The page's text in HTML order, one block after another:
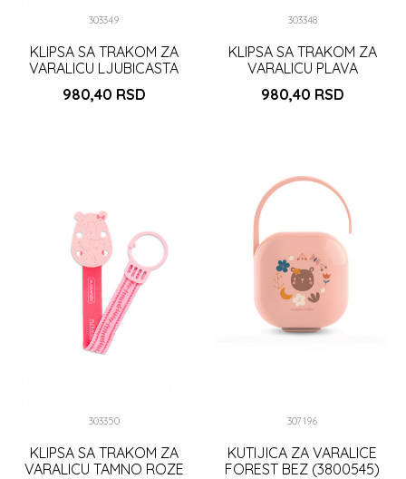
303349
KLIPSA SA TRAKOM ZA
VARALICU LJUBICASTA
(3303308)
980,40 RSD
303348
KLIPSA SA TRAKOM ZA
VARALICU PLAVA
(3303308)
980,40 RSD
303350
KLIPSA SA TRAKOM ZA
VARALICU TAMNO ROZE
307196
KUTIJICA ZA VARALICE
FOREST BEZ (3800545)